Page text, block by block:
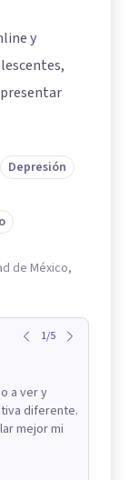
y
Depresión
de México,
1/5
a ver y
diferente.
mejor mi